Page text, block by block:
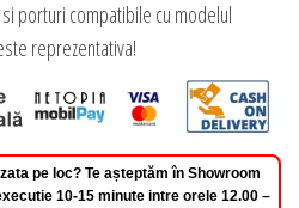
porturi compatibile cu modelul
reprezentativa!
pe loc? Te așteptăm în Showroom
10-15 minute intre orele 12.00 –